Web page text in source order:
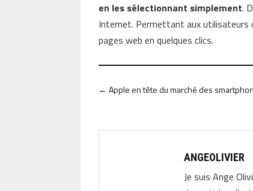
en les sélectionnant simplement.
Internet. Permettant aux utilisateurs
pages web en quelques clics.
←Apple en tête du marché des
ANGEOLIVIER
Je suis Ange